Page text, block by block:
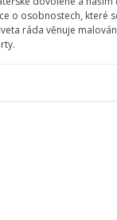
o osobnostech, které
ráda věnuje